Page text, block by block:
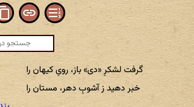
گرفت لشکرِ «دی» باز، رویِ کیهان را
خبر دهید ز آشوبِ دهر، مستان را